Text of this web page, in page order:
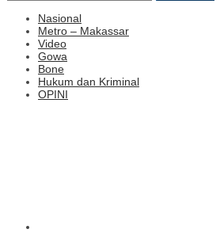
Nasional
Metro – Makassar
Video
Gowa
Bone
Hukum dan Kriminal
OPINI